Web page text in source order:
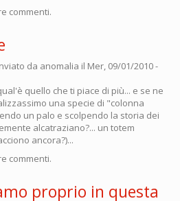
commenti.
da anomalia il Mer, 09/01/2010 -
quello che ti piace di più... e se ne
una specie di "colonna
un palo e scolpendo la storia dei
alcatraziano?... un totem
ancora?)...
commenti.
proprio in questa